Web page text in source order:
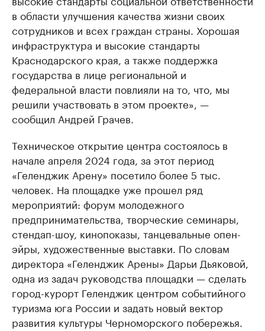
в области улучшения качества жизни своих
сотрудников и всех граждан страны. Хорошая
инфраструктура и высокие стандарты
Краснодарского края, а также поддержка
государства в лице региональной и
федеральной власти повлияли на то, что, мы
решили участвовать в этом проекте», —
сообщил Андрей Грачев.
Техническое открытие центра состоялось в
начале апреля 2024 года, за этот период
«Геленджик Арену» посетило более 5 тыс.
человек. На площадке уже прошел ряд
мероприятий: форум молодежного
предпринимательства, творческие семинары,
стендап-шоу, кинопоказы, танцевальные опен-
эйры, художественные выставки. По словам
директора «Геленджик Арены» Дарьи Дьяковой,
одна из задач руководства площадки — сделать
город-курорт Геленджик центром событийного
туризма юга России и задать новый вектор
развития культуры Черноморского побережья.